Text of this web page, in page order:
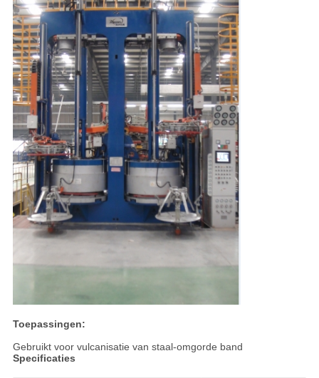
Toepassingen:
Gebruikt voor vulcanisatie van staal-omgorde band
Specificaties